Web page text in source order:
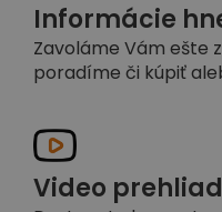
Informácie
Zavoláme Vám ešte
poradíme či kúpiť
Video